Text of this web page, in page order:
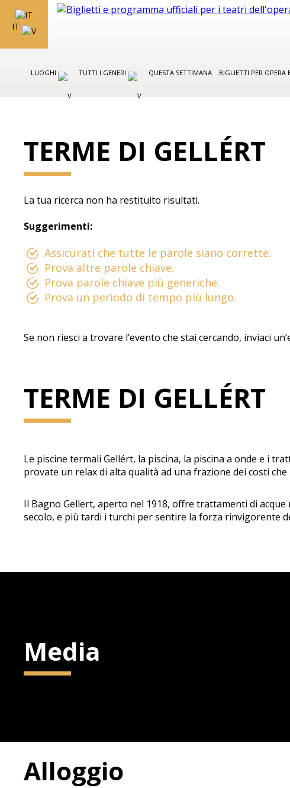
IT
LUOGHI TUTTI I GENERI QUESTA SETTIMANA BIGLIETTI PER OPERA
TERME DI GELLÉRT
La tua ricerca non ha restituito risultati.
Suggerimenti:
Assicurati che tutte le parole siano corrette.
Prova altre parole chiave.
Prova parole chiave più generiche.
Prova un periodo di tempo più lungo.
Se non riesci a trovare l’evento che stai cercando, inviaci
TERME DI GELLÉRT
Le piscine termali Gellért, la piscina, la piscina a onde e i
provate un relax di alta qualità ad una frazione dei costi
Il Bagno Gellert, aperto nel 1918, offre trattamenti di
secolo, e più tardi i turchi per sentire la forza rinvigorente
Media
Alloggio